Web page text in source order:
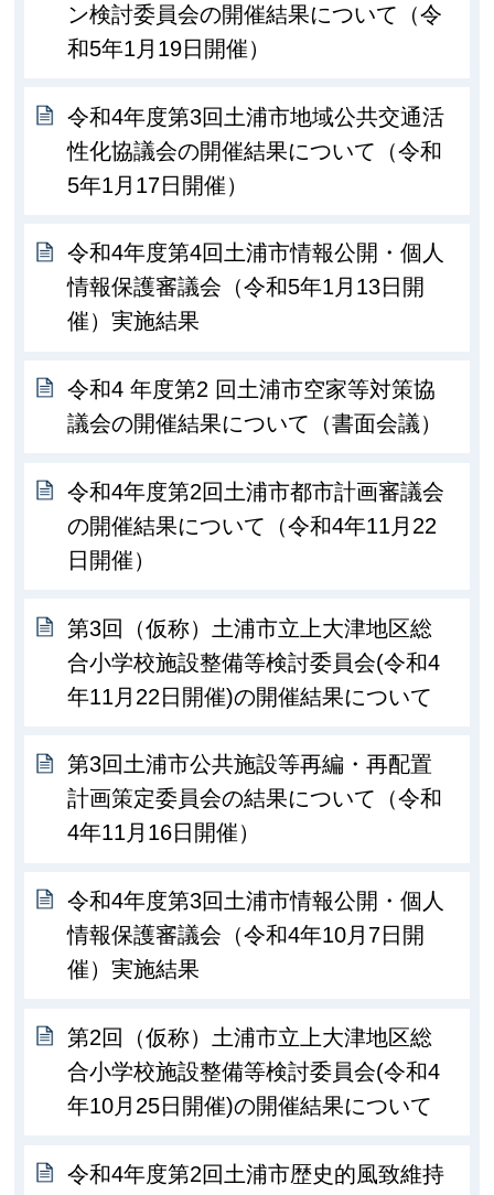
ン検討委員会の開催結果について（令
和5年1月19日開催）
令和4年度第3回土浦市地域公共交通活
性化協議会の開催結果について（令和
5年1月17日開催）
令和4年度第4回土浦市情報公開・個人
情報保護審議会（令和5年1月13日開
催）実施結果
令和4 年度第2 回土浦市空家等対策協
議会の開催結果について（書面会議）
令和4年度第2回土浦市都市計画審議会
の開催結果について（令和4年11月22
日開催）
第3回（仮称）土浦市立上大津地区総
合小学校施設整備等検討委員会(令和4
年11月22日開催)の開催結果について
第3回土浦市公共施設等再編・再配置
計画策定委員会の結果について（令和
4年11月16日開催）
令和4年度第3回土浦市情報公開・個人
情報保護審議会（令和4年10月7日開
催）実施結果
第2回（仮称）土浦市立上大津地区総
合小学校施設整備等検討委員会(令和4
年10月25日開催)の開催結果について
令和4年度第2回土浦市歴史的風致維持